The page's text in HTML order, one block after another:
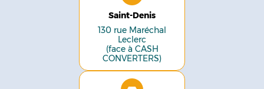
Saint-Denis
130 rue Maréchal
Leclerc
(face à CASH
CONVERTERS)